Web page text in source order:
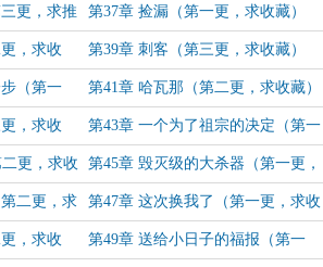
藏）
更，求推 第37章 捡漏（第一更，求收藏）
，求收 第39章 刺客（第三更，求收藏）
（第一 第41章 哈瓦那（第二更，求收藏）
，求收 第43章 一个为了祖宗的决定（第一
更，求收藏）
更，求收 第45章 毁灭级的大杀器（第一更，
求收藏）
二更，求 第47章 这次换我了（第一更，求收
藏）
，求收 第49章 送给小日子的福报（第一